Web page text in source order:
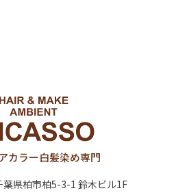
カラー白髪染め専門
葉県柏市柏5-3-1 鈴木ビル1F